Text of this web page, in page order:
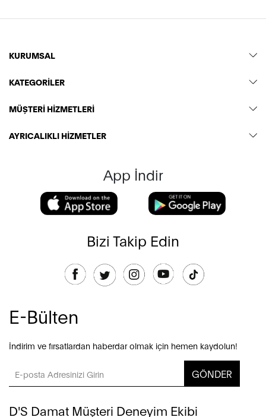
KURUMSAL
KATEGORİLER
MÜŞTERİ HİZMETLERİ
AYRICALIKLI HİZMETLER
App İndir
Bizi Takip Edin
E-Bülten
İndirim ve fırsatlardan haberdar olmak için hemen kaydolun!
GÖNDER
D'S Damat Müşteri Deneyim Ekibi